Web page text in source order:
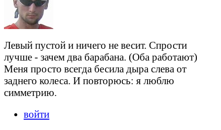
Левый пустой и ничего не весит. Спрости
лучше - зачем два барабана. (Оба работают)
Меня просто всегда бесила дыра слева от
заднего колеса. И повторюсь: я люблю
симметрию.
войти